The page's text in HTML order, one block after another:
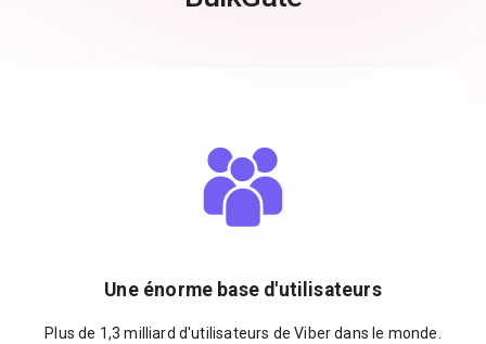
Une énorme base d'utilisateurs
Plus de 1,3 milliard d'utilisateurs de Viber dans le monde.